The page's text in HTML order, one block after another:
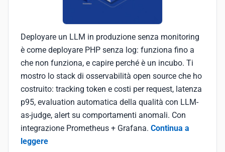
Deployare un LLM in produzione senza monitoring
è come deployare PHP senza log: funziona fino a
che non funziona, e capire perché è un incubo. Ti
mostro lo stack di osservabilità open source che ho
costruito: tracking token e costi per request, latenza
p95, evaluation automatica della qualità con LLM-
as-judge, alert su comportamenti anomali. Con
integrazione Prometheus + Grafana. Continua a
leggere